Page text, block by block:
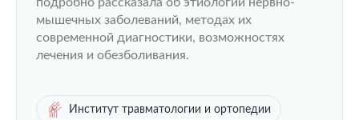
мышечных заболеваний, методах их
современной диагностики, возможностях
лечения и обезболивания.
Институт травматологии и ортопедии